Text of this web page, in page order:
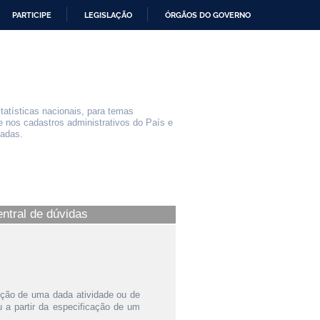
PARTICIPE LEGISLAÇÃO ÓRGÃOS DO GOVERNO
nacionais, para temas
cadastros administrativos do País e
de dúvidas
de uma dada atividade ou de
a partir da especificação de um